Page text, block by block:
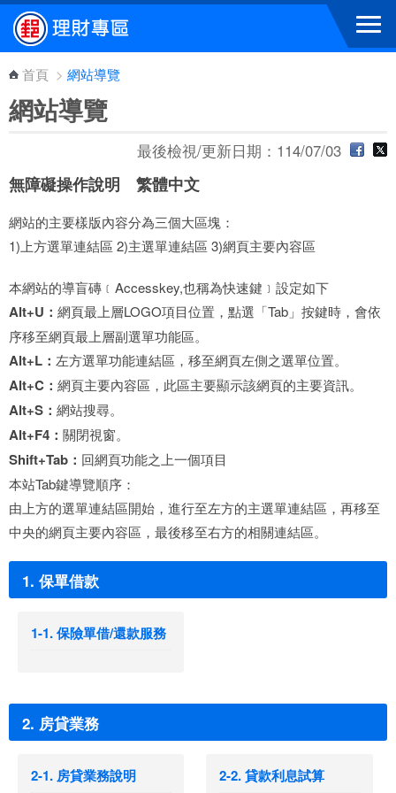
跳到主要內容區塊
首頁 > 網站導覽
網站導覽
最後檢視/更新日期：114/07/03
無障礙操作說明 繁體中文
網站的主要樣版內容分為三個大區塊：
1)上方選單連結區 2)主選單連結區 3)網頁主要內容區
本網站的導盲磚﹝Accesskey,也稱為快速鍵﹞設定如下
Alt+U： 網頁最上層LOGO項目位置，點選「Tab」按鍵時，會依
序移至網頁最上層副選單功能區。
Alt+L： 左方選單功能連結區，移至網頁左側之選單位置。
Alt+C： 網頁主要內容區，此區主要顯示該網頁的主要資訊。
Alt+S： 網站搜尋。
Alt+F4： 關閉視窗。
Shift+Tab： 回網頁功能之上一個項目
本站Tab鍵導覽順序：
由上方的選單連結區開始，進行至左方的主選單連結區，再移至
中央的網頁主要內容區，最後移至右方的相關連結區。
1. 保單借款
1-1. 保險單借/還款服務
2. 房貸業務
2-1. 房貸業務說明 2-2. 貸款利息試算